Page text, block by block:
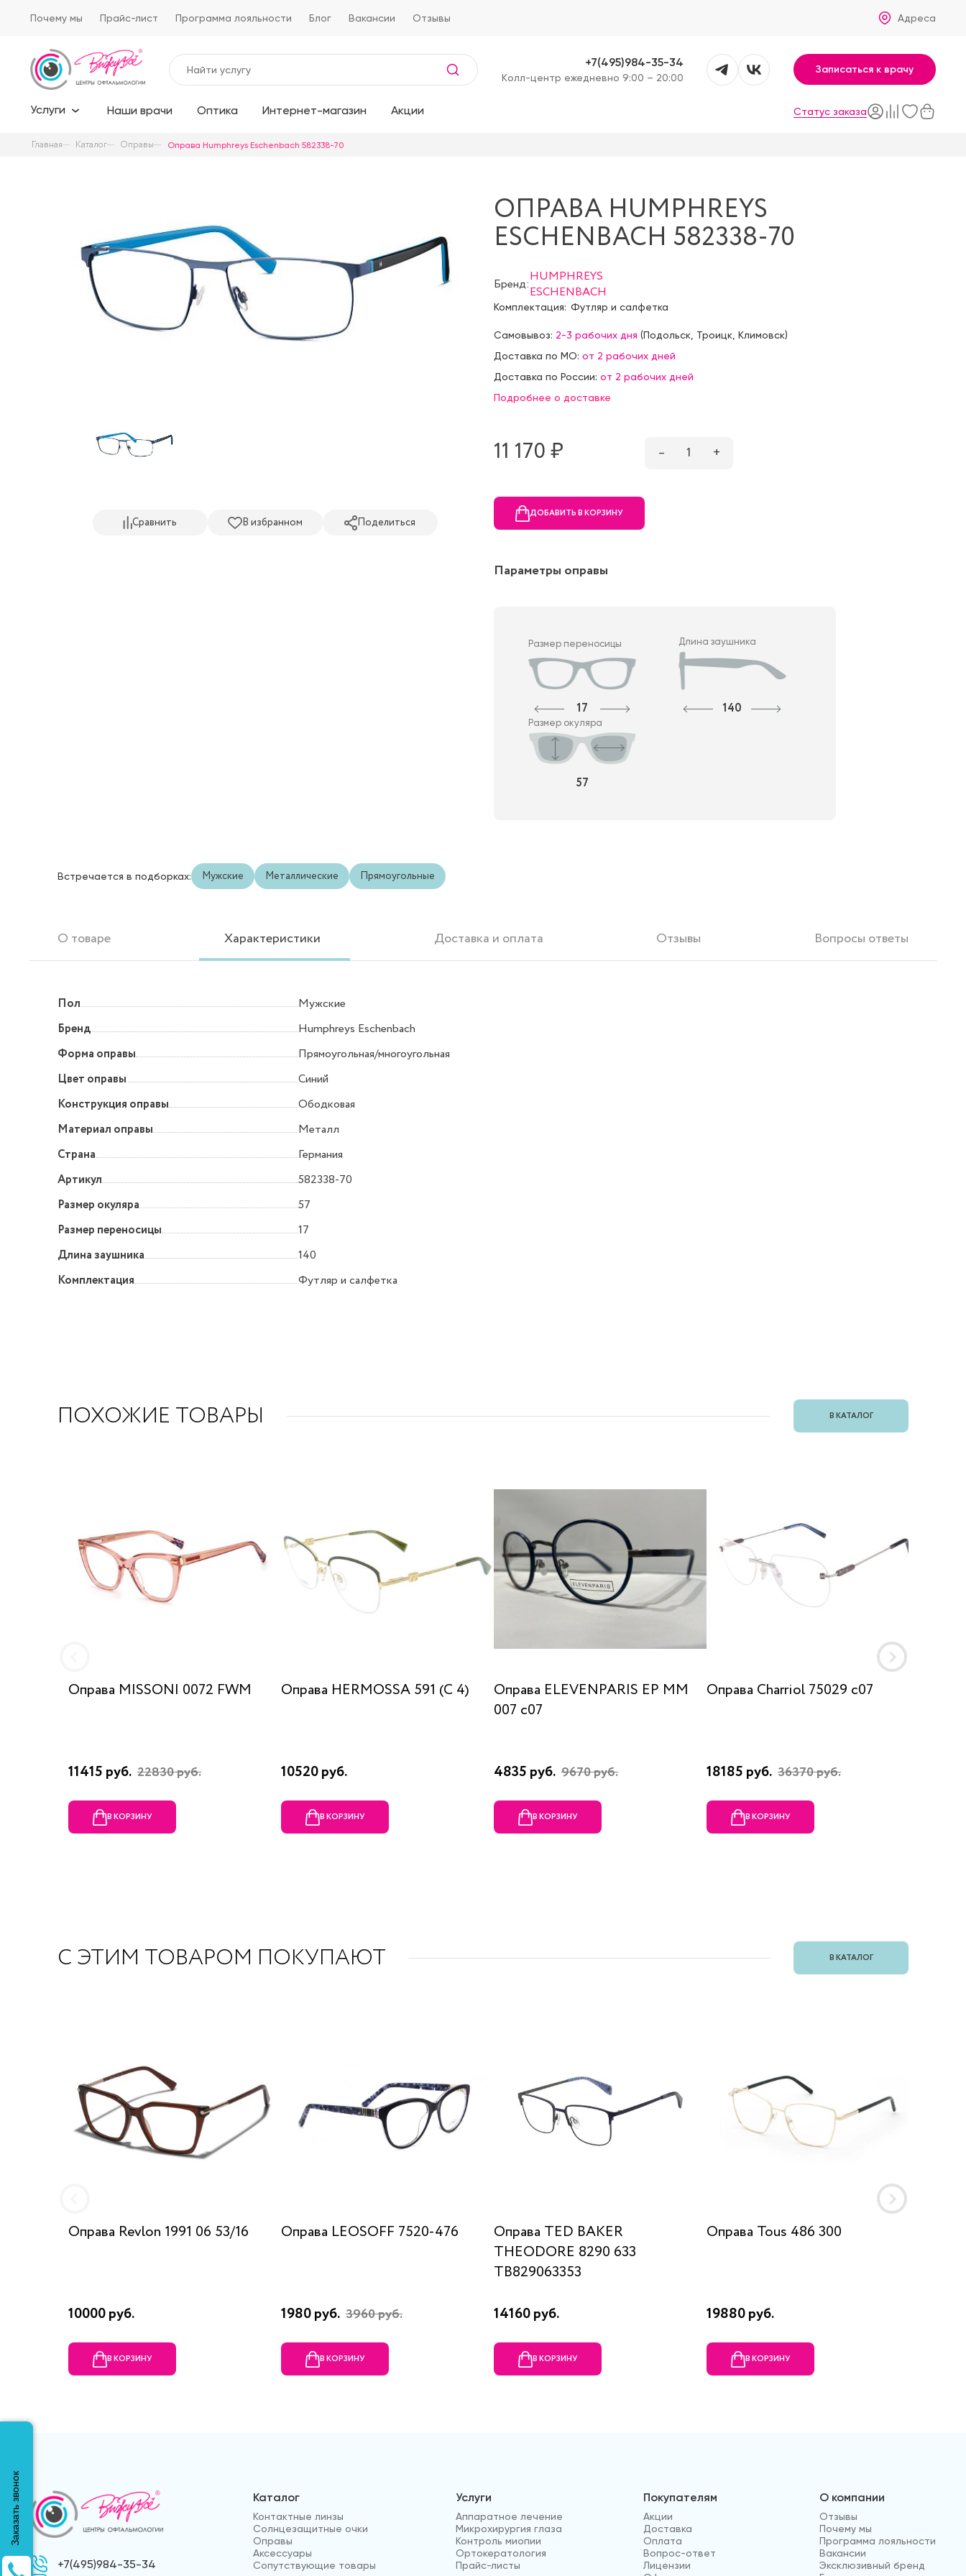
Почему мы Прайс-лист Программа лояльности Блог Вакансии Отзывы Адреса
+7(495)984-35-34
Kолл-центр ежедневно 9:00 – 20:00
Записаться к врачу
Услуги Наши врачи Оптика Интернет-магазин Акции Статус заказа
Главная Каталог Оправы Оправа Humphreys Eschenbach 582338-70
Сравнить В избранном Поделиться
ОПРАВА HUMPHREYS
ESCHENBACH 582338-70
Бренд:HUMPHREYS
ESCHENBACH
Комплектация: Футляр и салфетка
Самовывоз: 2-3 рабочих дня (Подольск, Троицк, Климовск)
Доставка по МО: от 2 рабочих дней
Доставка по России: от 2 рабочих дней
Подробнее о доставке
11 170 ₷ – 1 +
ДОБАВИТЬ В КОРЗИНУ
Параметры оправы
Размер переносицы
17
Длина заушника
140
Размер окуляра
57
Встречается в подборках: Мужские Металлические Прямоугольные
О товаре Характеристики Доставка и оплата Отзывы Вопросы ответы
Пол
Мужские
Бренд
Humphreys Eschenbach
Форма оправы
Прямоугольная/многоугольная
Цвет оправы
Синий
Конструкция оправы
Ободковая
Материал оправы
Металл
Страна
Германия
Артикул
582338-70
Размер окуляра
57
Размер переносицы
17
Длина заушника
140
Комплектация
Футляр и салфетка
ПОХОЖИЕ ТОВАРЫ В КАТАЛОГ
Оправа MISSONI 0072 FWM
11415 руб. 22830 руб.
В КОРЗИНУ
Оправа HERMOSSA 591 (C 4)
10520 руб.
В КОРЗИНУ
Оправа ELEVENPARIS EP MM
007 c07
4835 руб. 9670 руб.
В КОРЗИНУ
Оправа Charriol 75029 c07
18185 руб. 36370 руб.
В КОРЗИНУ
С ЭТИМ ТОВАРОМ ПОКУПАЮТ В КАТАЛОГ
Оправа Revlon 1991 06 53/16
10000 руб.
В КОРЗИНУ
Оправа LEOSOFF 7520-476
1980 руб. 3960 руб.
В КОРЗИНУ
Оправа TED BAKER
THEODORE 8290 633
TB829063353
14160 руб.
В КОРЗИНУ
Оправа Tous 486 300
19880 руб.
В КОРЗИНУ
+7(495)984-35-34
Каталог
Контактные линзы
Солнцезащитные очки
Оправы
Аксессуары
Сопутствующие товары
Услуги
Аппаратное лечение
Микрохирургия глаза
Контроль миопии
Ортокератология
Прайс-листы
Покупателям
Акции
Доставка
Оплата
Вопрос-ответ
Лицензии
О компании
Отзывы
Почему мы
Программа лояльности
Вакансии
Эксклюзивный бренд
Заказать звонок